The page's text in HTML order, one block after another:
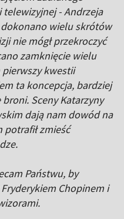
- Andrzeja
dokonano wielu skrótów
nie mógł przekroczyć
zamknięcie wielu
kwestii
ta koncepcja, bardziej
broni. Sceny Katarzyny
dają nam dowód na
potrafił zmieść
Państwu, by
Chopinem i